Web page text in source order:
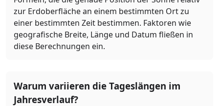
zur Erdoberfläche an einem bestimmten Ort zu
einer bestimmten Zeit bestimmen. Faktoren wie
geografische Breite, Länge und Datum fließen in
diese Berechnungen ein.
Warum variieren die Tageslängen im
Jahresverlauf?